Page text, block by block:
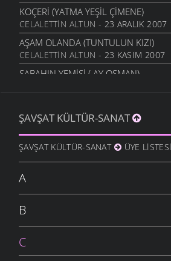
KOÇERI (YATMA YEŞIL ÇIMENE)
CELALETTIN ALTUN - 23 ARALIK 2007
AŞAM OLANDA (TUNTULUN KIZI)
CELALETTIN ALTUN - 23 KASIM 2007
SABAHIN YEMIŞI ( AY OSMAN)
CELALETTIN ALTUN- 20 KASIM 2007
MEREKTE SARI SAMAN
CELALETTIN ALTUN- 19 KASIM 2007
AYAKKABI GEYARIM DA
CELALETTIN ALTUN
AYAĞINDA İKI ÇORAP
CELALETTIN ALTUN
ŞAVŞAT KÜLTÜR-SANAT
ŞAVŞAT KÜLTÜR-SANAT ÜYE LISTESI
A
B
C